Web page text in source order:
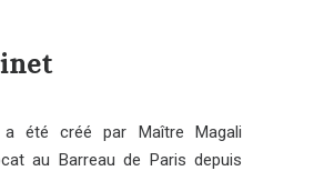
a été créé par Maître Magali
au Barreau de Paris depuis